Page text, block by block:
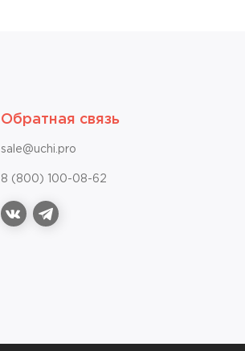
Обратная связь
sale@uchi.pro
8 (800) 100-08-62
vk telegram